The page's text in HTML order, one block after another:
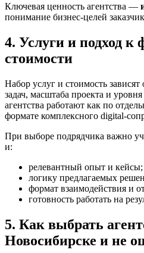
Ключевая ценность агентства —
понимание бизнес-целей
4. Услуги и подход
стоимости
Набор услуг и стоимость
задач, масштаба проекта и
агентства работают как по
формате комплексного digital-
При выборе подрядчика важно
и:
релевантный опыт и кейсы;
логику предлагаемых
формат взаимодействия и
готовность работать на
5. Как выбрать
Новосибирске и не